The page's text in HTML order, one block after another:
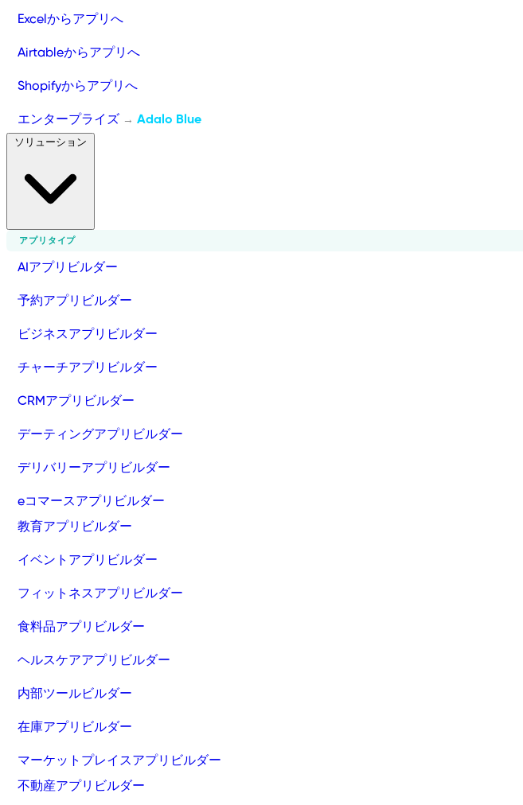
Excelからアプリへ
Airtableからアプリへ
Shopifyからアプリへ
エンタープライズ → Adalo Blue
アプリタイプ
AIアプリビルダー
予約アプリビルダー
ビジネスアプリビルダー
チャーチアプリビルダー
CRMアプリビルダー
デーティングアプリビルダー
デリバリーアプリビルダー
eコマースアプリビルダー
教育アプリビルダー
イベントアプリビルダー
フィットネスアプリビルダー
食料品アプリビルダー
ヘルスケアアプリビルダー
内部ツールビルダー
在庫アプリビルダー
マーケットプレイスアプリビルダー
不動産アプリビルダー